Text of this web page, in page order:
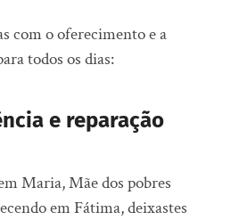
com o oferecimento e a
todos os dias:
e reparação
Maria, Mãe dos pobres
em Fátima, deixastes